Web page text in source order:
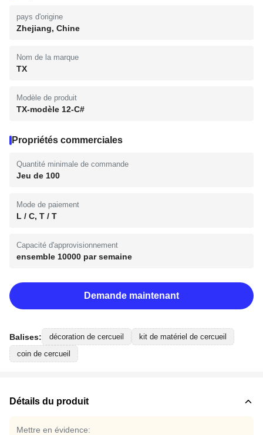
pays d'origine
Zhejiang, Chine
Nom de la marque
TX
Modèle de produit
TX-modèle 12-C#
Propriétés commerciales
Quantité minimale de commande
Jeu de 100
Mode de paiement
L / C, T / T
Capacité d'approvisionnement
ensemble 10000 par semaine
Demande maintenant
Balises: décoration de cercueil
kit de matériel de cercueil
coin de cercueil
Détails du produit
Mettre en évidence: